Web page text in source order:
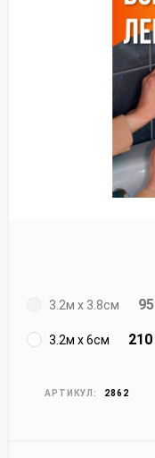
3.2м х 3.8см 95
3.2м х 6см 210
АРТИКУЛ: 2862